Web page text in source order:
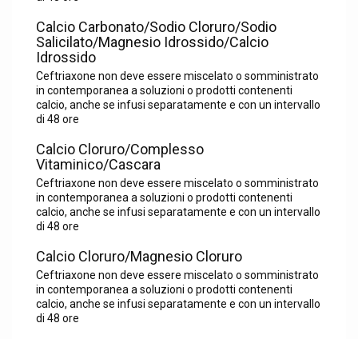
Calcio Carbonato/Sodio Cloruro/Sodio
Salicilato/Magnesio Idrossido/Calcio
Idrossido
Ceftriaxone non deve essere miscelato o somministrato
in contemporanea a soluzioni o prodotti contenenti
calcio, anche se infusi separatamente e con un intervallo
di 48 ore
Calcio Cloruro/Complesso
Vitaminico/Cascara
Ceftriaxone non deve essere miscelato o somministrato
in contemporanea a soluzioni o prodotti contenenti
calcio, anche se infusi separatamente e con un intervallo
di 48 ore
Calcio Cloruro/Magnesio Cloruro
Ceftriaxone non deve essere miscelato o somministrato
in contemporanea a soluzioni o prodotti contenenti
calcio, anche se infusi separatamente e con un intervallo
di 48 ore